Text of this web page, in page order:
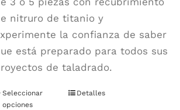
nitruro de titanio y
la confianza de saber
está preparado para todos sus
de taladrado.
Seleccionar
opciones
Este
Detalles